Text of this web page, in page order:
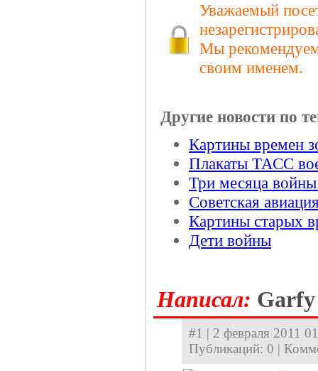
Уважаемый
Мы рекомендуем
своим именем.
Другие новости по
Картины времен
Плакаты ТАСС
Три месяца
Советская
Картины старых
Дети войны
Hаписал: Garfy
#1 | 2 февраля 2011
Публикаций: 0 |